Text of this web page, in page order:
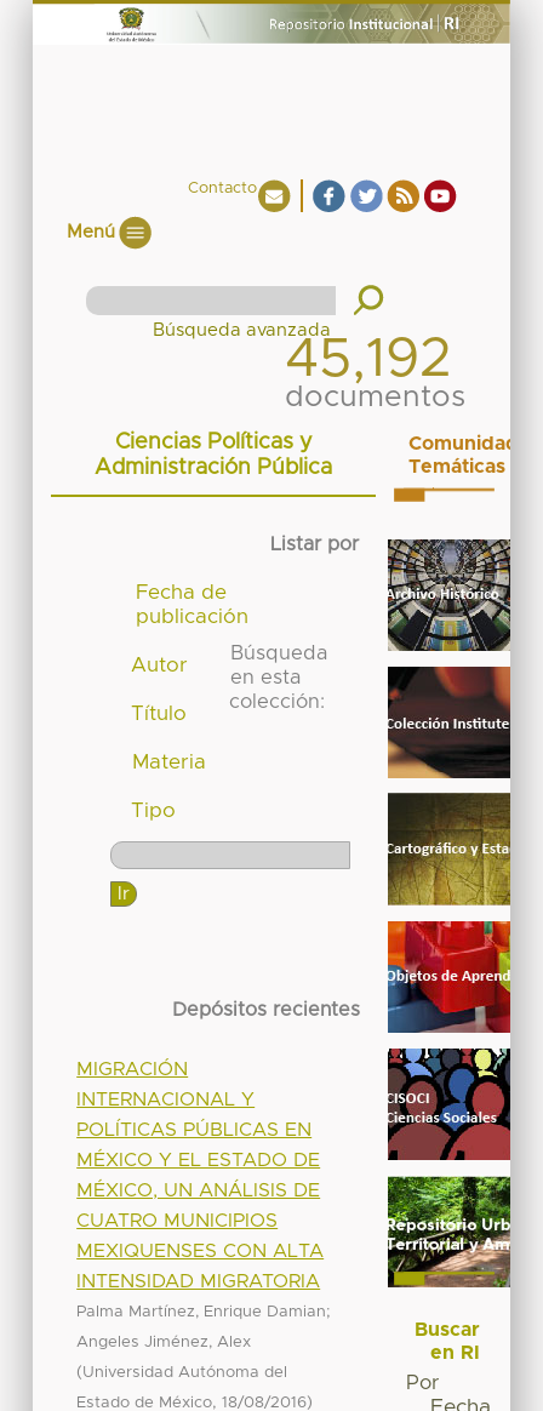
Contacto
Menú
45,192
documentos
Ciencias Políticas y
Administración Pública
Listar por
Fecha de
publicación
Autor
Título
Materia
Tipo
Búsqueda
en esta
colección:
Depósitos recientes
MIGRACIÓN
INTERNACIONAL Y
POLÍTICAS PÚBLICAS EN
MÉXICO Y EL ESTADO DE
MÉXICO, UN ANÁLISIS DE
CUATRO MUNICIPIOS
MEXIQUENSES CON ALTA
INTENSIDAD MIGRATORIA
Palma Martínez, Enrique Damian;
Angeles Jiménez, Alex
(Universidad Autónoma del
Estado de México,18/08/2016)
Comunidades
Temáticas
Buscar
en RI
Por